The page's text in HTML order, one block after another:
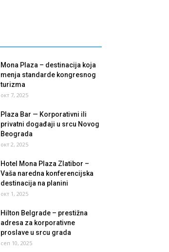
Mona Plaza – destinacija koja
menja standarde kongresnog
turizma
окт 7, 2025
Plaza Bar — Korporativni ili
privatni događaji u srcu Novog
Beograda
окт 2, 2025
Hotel Mona Plaza Zlatibor –
Vaša naredna konferencijska
destinacija na planini
окт 1, 2025
Hilton Belgrade – prestižna
adresa za korporativne
proslave u srcu grada
сеп 10, 2025